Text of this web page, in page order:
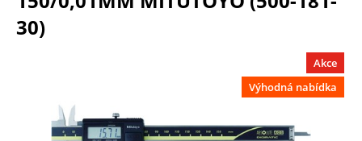
30)
Akce
Výhodná nabídka